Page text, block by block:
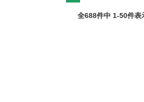
全688件中 1-50件表